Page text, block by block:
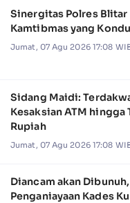
Sinergitas Polres Blitar
Kamtibmas yang
Jumat, 07 Agu 2026 17:08
Sidang Maidi:
Kesaksian ATM hingga
Rupiah
Jumat, 07 Agu 2026 17:08
Diancam akan
Penganiayaan Kades